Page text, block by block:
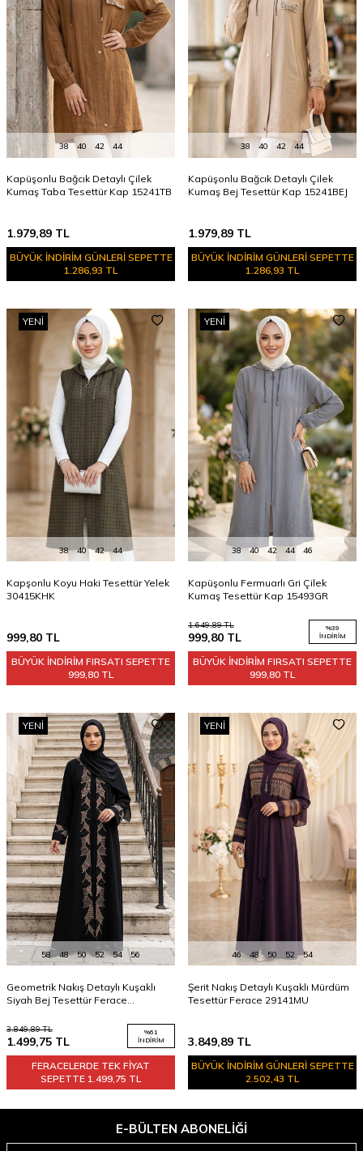
38 40 42 44
Kapüşonlu Bağcık Detaylı Çilek
Kumaş Taba Tesettür Kap 15241TB
1.979,89 TL
BÜYÜK İNDİRİM GÜNLERİ SEPETTE
1.286,93 TL
38 40 42 44
Kapüşonlu Bağcık Detaylı Çilek
Kumaş Bej Tesettür Kap 15241BEJ
1.979,89 TL
BÜYÜK İNDİRİM GÜNLERİ SEPETTE
1.286,93 TL
YENI
38 40 42 44
Kapşonlu Koyu Haki Tesettür Yelek
30415KHK
999,80 TL
BÜYÜK İNDİRİM FIRSATI SEPETTE
999,80 TL
YENI
38 40 42 44 46
Kapüşonlu Fermuarlı Gri Çilek
Kumaş Tesettür Kap 15493GR
1.649,89TL
999,80 TL
%39
İNDIRIM
BÜYÜK İNDİRİM FIRSATI SEPETTE
999,80 TL
YENI
58 48 50 52 54 56
Geometrik Nakış Detaylı Kuşaklı
Siyah Bej Tesettür Ferace
3.849,89TL
1.499,75 TL
%61
İNDIRIM
FERACELERDE TEK FİYAT
SEPETTE 1.499,75 TL
YENI
46 48 50 52 54
Şerit Nakış Detaylı Kuşaklı Mürdüm
Tesettür Ferace 29141MU
3.849,89 TL
BÜYÜK İNDİRİM GÜNLERİ SEPETTE
2.502,43 TL
E-BÜLTEN ABONELIĞI